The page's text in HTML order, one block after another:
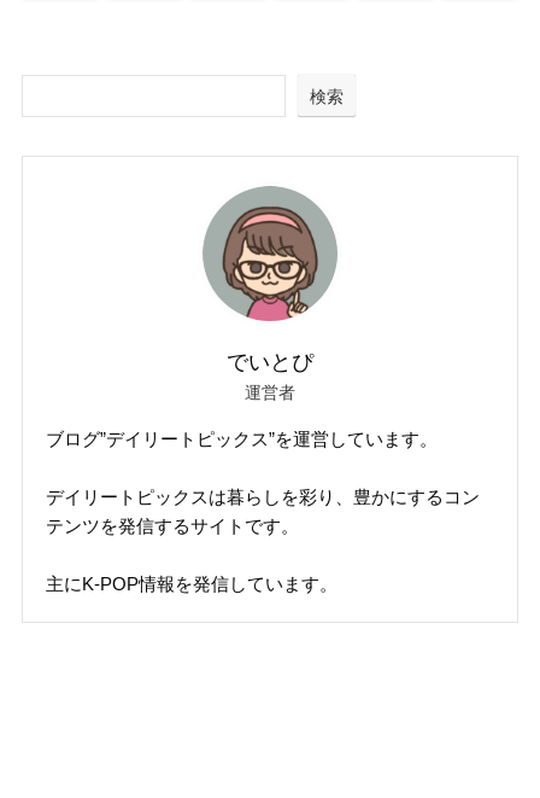
検索
でいとぴ
運営者
ブログ”デイリートピックス”を運営しています。
デイリートピックスは暮らしを彩り、豊かにするコン
テンツを発信するサイトです。
主にK-POP情報を発信しています。